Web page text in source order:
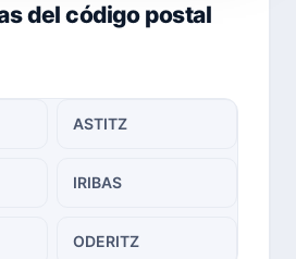
del código postal
ASTITZ
IRIBAS
ODERITZ